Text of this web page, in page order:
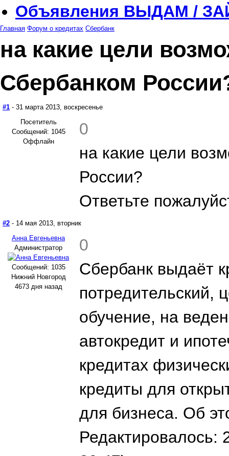
Объявления ВЫДАМ /
Главная Форум о кредитах Сбербанк
на какие цели
Сбербанком
#1 - 31 марта 2013, воскресенье
Посетитель
Сообщений: 1045
Оффлайн
0
на какие цели
России?
Ответьте
#2 - 14 мая 2013, вторник
Анна Евгеньевна
Администратор
Сообщений: 1035
Нижний Новгород
4673 дня назад
0
Сбербанк выдаёт
потредительский,
обучение, на
автокредит и
кредитах
кредиты для
для бизнеса. Об
Редактировалось: